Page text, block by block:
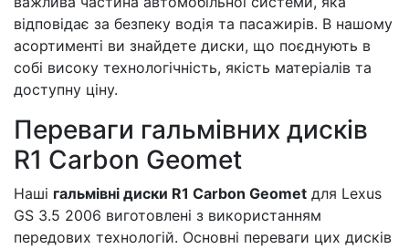
відповідає за безпеку водія та пасажирів. В нашому
асортименті ви знайдете диски, що поєднують в
собі високу технологічність, якість матеріалів та
доступну ціну.
Переваги гальмівних дисків
R1 Carbon Geomet
Наші гальмівні диски R1 Carbon Geomet для Lexus
GS 3.5 2006 виготовлені з використанням
передових технологій. Основні переваги цих дисків